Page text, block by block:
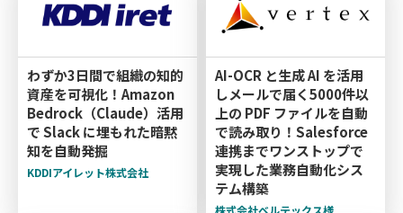
わずか3日間で組織の知的
資産を可視化！Amazon
Bedrock（Claude）活用
で Slack に埋もれた暗黙
知を自動発掘
KDDIアイレット株式会社
AI-OCR と生成 AI を活用
しメールで届く5000件以
上の PDF ファイルを自動
で読み取り！Salesforce
連携までワンストップで
実現した業務自動化シス
テム構築